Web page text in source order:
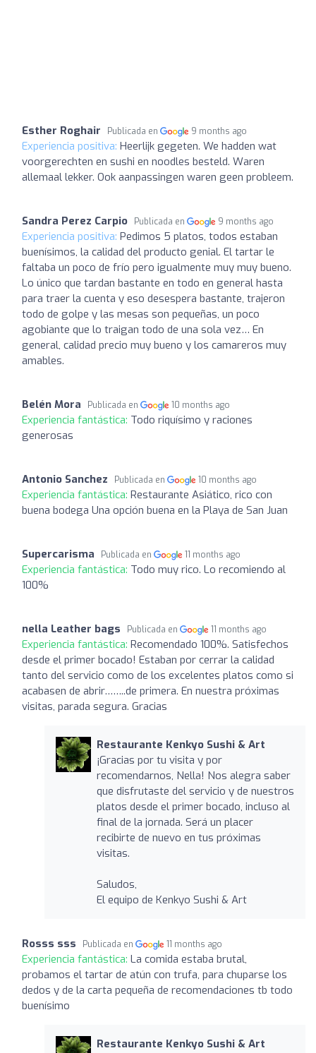
Esther Roghair Publicada en 9 months ago
Experiencia positiva: Heerlijk gegeten. We hadden wat
voorgerechten en sushi en noodles besteld. Waren
allemaal lekker. Ook aanpassingen waren geen probleem.
Sandra Perez Carpio Publicada en 9 months ago
Experiencia positiva: Pedimos 5 platos, todos estaban
buenísimos, la calidad del producto genial. El tartar le
faltaba un poco de frío pero igualmente muy muy bueno.
Lo único que tardan bastante en todo en general hasta
para traer la cuenta y eso desespera bastante, trajeron
todo de golpe y las mesas son pequeñas, un poco
agobiante que lo traigan todo de una sola vez… En
general, calidad precio muy bueno y los camareros muy
amables.
Belén Mora Publicada en 10 months ago
Experiencia fantástica: Todo riquísimo y raciones
generosas
Antonio Sanchez Publicada en 10 months ago
Experiencia fantástica: Restaurante Asiático, rico con
buena bodega Una opción buena en la Playa de San Juan
Supercarisma Publicada en 11 months ago
Experiencia fantástica: Todo muy rico. Lo recomiendo al
100%
nella Leather bags Publicada en 11 months ago
Experiencia fantástica: Recomendado 100%. Satisfechos
desde el primer bocado! Estaban por cerrar la calidad
tanto del servicio como de los excelentes platos como si
acabasen de abrir……..de primera. En nuestra próximas
visitas, parada segura. Gracias
Restaurante Kenkyo Sushi & Art
¡Gracias por tu visita y por
recomendarnos, Nella! Nos alegra saber
que disfrutaste del servicio y de nuestros
platos desde el primer bocado, incluso al
final de la jornada. Será un placer
recibirte de nuevo en tus próximas
visitas.
Saludos,
El equipo de Kenkyo Sushi & Art
Rosss sss Publicada en 11 months ago
Experiencia fantástica: La comida estaba brutal,
probamos el tartar de atún con trufa, para chuparse los
dedos y de la carta pequeña de recomendaciones tb todo
buenísimo
Restaurante Kenkyo Sushi & Art